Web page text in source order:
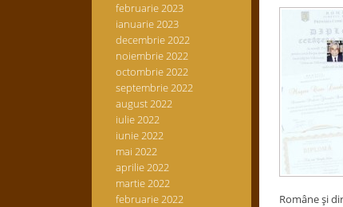
februarie 2023
ianuarie 2023
decembrie 2022
noiembrie 2022
octombrie 2022
septembrie 2022
august 2022
iulie 2022
iunie 2022
mai 2022
aprilie 2022
martie 2022
februarie 2022
Române şi